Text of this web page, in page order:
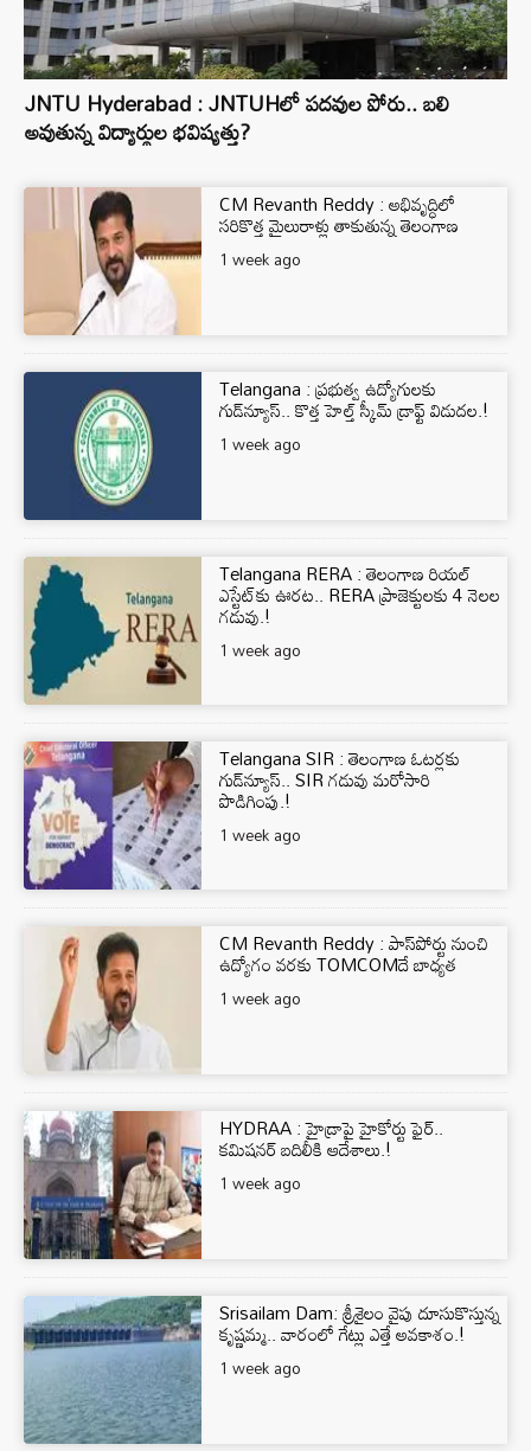
JNTU Hyderabad : JNTUHలో పదవుల పోరు.. బలి
అవుతున్న విద్యార్థుల భవిష్యత్తు?
CM Revanth Reddy : అభివృద్ధిలో
సరికొత్త మైలురాళ్లు తాకుతున్న తెలంగాణ
1 week ago
Telangana : ప్రభుత్వ ఉద్యోగులకు
గుడ్‌న్యూస్.. కొత్త హెల్త్ స్కీమ్ డ్రాఫ్ట్ విడుదల.!
1 week ago
Telangana RERA : తెలంగాణ రియల్
ఎస్టేట్‌కు ఊరట.. RERA ప్రాజెక్టులకు 4 నెలల
గడువు.!
1 week ago
Telangana SIR : తెలంగాణ ఓటర్లకు
గుడ్‌న్యూస్.. SIR గడువు మరోసారి
పొడిగింపు.!
1 week ago
CM Revanth Reddy : పాస్‌పోర్టు నుంచి
ఉద్యోగం వ‌ర‌కు TOMCOMదే బాధ్య‌త‌
1 week ago
HYDRAA : హైడ్రాపై హైకోర్టు ఫైర్..
కమిషనర్ బదిలీకి ఆదేశాలు.!
1 week ago
Srisailam Dam: శ్రీశైలం వైపు దూసుకొస్తున్న
కృష్ణమ్మ.. వారంలో గేట్లు ఎత్తే అవకాశం.!
1 week ago